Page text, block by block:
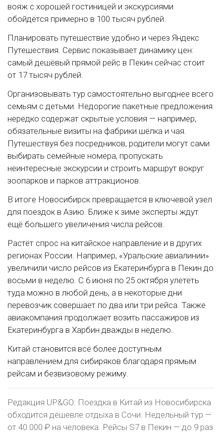
вояж с хорошей гостиницей и экскурсиями
обойдётся примерно в 100 тысяч рублей.
Планировать путешествие удобно и через Яндекс
Путешествия. Сервис показывает динамику цен:
самый дешёвый прямой рейс в Пекин сейчас стоит
от 17 тысяч рублей.
Организовывать тур самостоятельно выгоднее всего
семьям с детьми. Недорогие пакетные предложения
нередко содержат скрытые условия — например,
обязательные визиты на фабрики шёлка и чая.
Путешествуя без посредников, родители могут сами
выбирать семейные номера, пропускать
неинтересные экскурсии и строить маршрут вокруг
зоопарков и парков аттракционов.
В итоге Новосибирск превращается в ключевой узел
для поездок в Азию. Ближе к зиме эксперты ждут
ещё большего увеличения числа рейсов.
Растёт спрос на китайское направление и в других
регионах России. Например, «Уральские авиалинии»
увеличили число рейсов из Екатеринбурга в Пекин до
восьми в неделю. С 6 июня по 25 октября улететь
туда можно в любой день, а в некоторые дни
перевозчик совершает по два или три рейса. Также
авиакомпания продолжает возить пассажиров из
Екатеринбурга в Харбин дважды в неделю.
Китай становится всё более доступным
направлением для сибиряков благодаря прямым
рейсам и безвизовому режиму.
Редакция UP&GO: Поездка в Китай из Новосибирска
обходится дешевле отдыха в Сочи. Недельный тур —
от 40 000 ₽ на человека. Рейсы S7 в Пекин — до 9 раз